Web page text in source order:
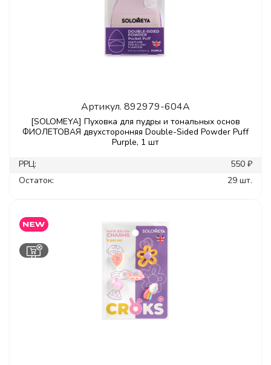
Артикул. 892979-604A
[SOLOMEYA] Пуховка для пудры и тональных основ
ФИОЛЕТОВАЯ двуxсторонняя Double-Sided Powder Puff
Purple, 1 шт
РРЦ:
550 ₽
Остаток:
29 шт.